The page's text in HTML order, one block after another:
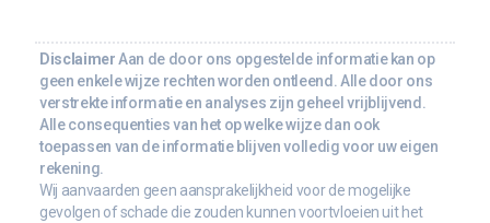
Disclaimer Aan de door ons opgestelde informatie kan op
geen enkele wijze rechten worden ontleend. Alle door ons
verstrekte informatie en analyses zijn geheel vrijblijvend.
Alle consequenties van het op welke wijze dan ook
toepassen van de informatie blijven volledig voor uw eigen
rekening.
Wij aanvaarden geen aansprakelijkheid voor de mogelijke
gevolgen of schade die zouden kunnen voortvloeien uit het